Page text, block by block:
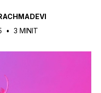
• 3 MINIT